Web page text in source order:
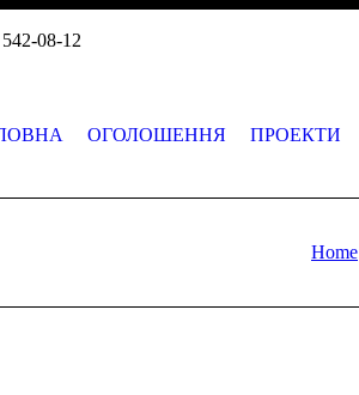
08-12
ОГОЛОШЕННЯ ПРОЕКТИ
Home